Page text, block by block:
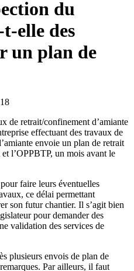
du
elle des
un plan de
de retrait/confinement d’amiante
effectuant des travaux de
envoie un plan de retrait
l’OPPBTP, un mois avant le
faire leurs éventuelles
ce délai permettant
son futur chantier. Il s’agit bien
pour demander des
validation des services de
plusieurs envois de plan de
Par ailleurs, il faut